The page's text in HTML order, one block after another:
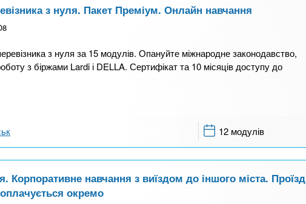
з нуля. Пакет Преміум. Онлайн навчання
з нуля за 15 модулів. Опануйте міжнародне законодавство,
з біржами Lardi і DELLA. Сертифікат та 10 місяців доступу до
12 модулів
Корпоративне навчання з виїздом до іншого міста. Проїзд
окремо